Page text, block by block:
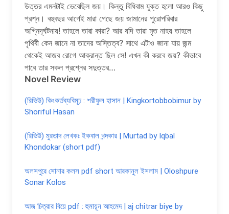
উত্তর এমনটাই ভেবেছিল জয়। কিন্তু বিধিবাম যুক্ত হলো আরও কিছু
প্রশ্ন। বহুবছর আগেই মারা গেছে জয় জামানের পুরোপরিবার
অগ্নিদূর্ঘটনায়! তাহলে তারা কারা? আর যদি তারা মৃত নাহয় তাহলে
পৃথিবী কেন জানে না তাদের অস্তিত্ব? সাথে এটাও জানা যায় জন্ম
থেকেই আজব রোগে আক্রান্ত ছিল সে! এখন কী করবে জয়? কীভাবে
পাবে তার সকল প্রশ্নের সদুত্তর…
Novel Review
(রিভিউ) কিংকর্তব্যবিমূঢ় : শরীফুল হাসান | Kingkortobbobimur by
Shoriful Hasan
(রিভিউ) মুরতাদ লেখকঃ ইকবাল খন্দকার | Murtad by Iqbal
Khondokar (short pdf)
অলসপুরে সোনার কলস pdf short আরকানুল ইসলাম | Oloshpure
Sonar Kolos
আজ চিত্রার বিয়ে pdf : হুমায়ূন আহমেদ | aj chitrar biye by